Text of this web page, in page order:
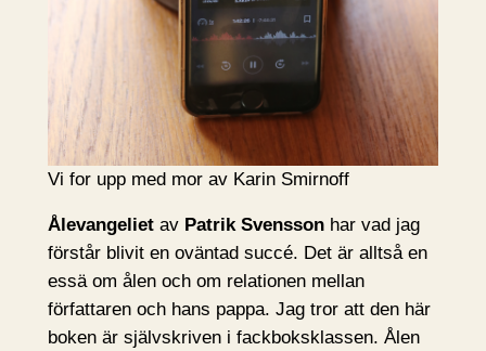
Vi for upp med mor av Karin Smirnoff
Ålevangelietav Patrik Svenssonhar vad jag
förstår blivit en oväntad succé. Det är alltså en
essä om ålen och om relationen mellan
författaren och hans pappa. Jag tror att den här
boken är självskriven i fackboksklassen. Ålen